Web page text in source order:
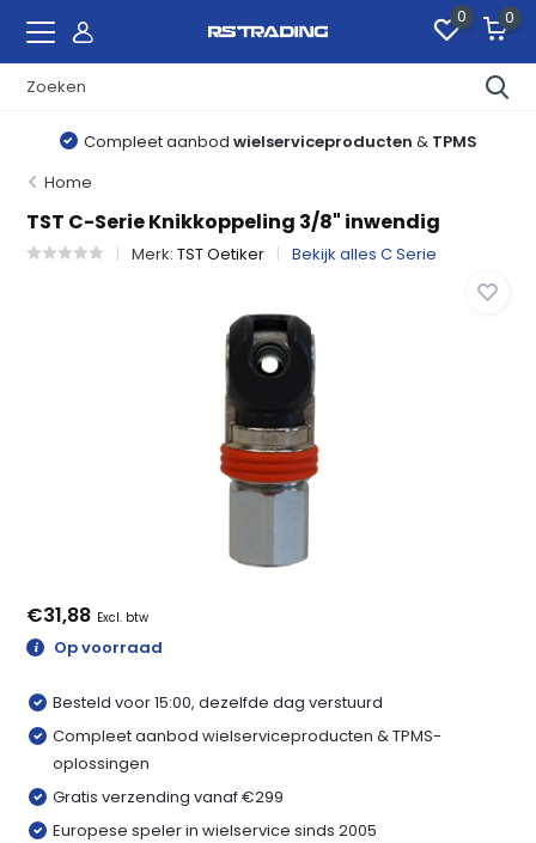
0 0
Compleet aanbod wielserviceproducten & TPMS
Home
TST C-Serie Knikkoppeling 3/8" inwendig
Merk:TST Oetiker Bekijk alles C Serie
€31,88 Excl. btw
Op voorraad
Besteld voor 15:00, dezelfde dag verstuurd
Compleet aanbod wielserviceproducten & TPMS-
oplossingen
Gratis verzending vanaf €299
Europese speler in wielservice sinds 2005